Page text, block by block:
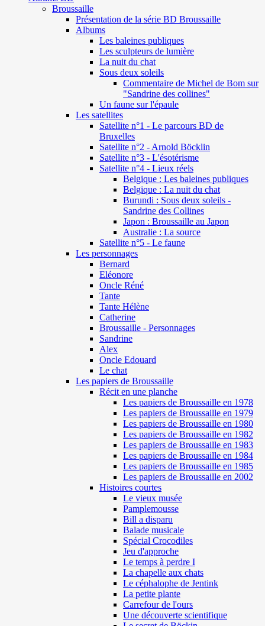
Broussaille
Présentation de la série BD Broussaille
Albums
Les baleines publiques
Les sculpteurs de lumière
La nuit du chat
Sous deux soleils
Commentaire de Michel de Bom sur
"Sandrine des collines"
Un faune sur l'épaule
Les satellites
Satellite n°1 - Le parcours BD de
Bruxelles
Satellite n°2 - Arnold Böcklin
Satellite n°3 - L'ésotérisme
Satellite n°4 - Lieux réels
Belgique : Les baleines publiques
Belgique : La nuit du chat
Burundi : Sous deux soleils -
Sandrine des Collines
Japon : Broussaille au Japon
Australie : La source
Satellite n°5 - Le faune
Les personnages
Bernard
Eléonore
Oncle Réné
Tante
Tante Hélène
Catherine
Broussaille - Personnages
Sandrine
Alex
Oncle Edouard
Le chat
Les papiers de Broussaille
Récit en une planche
Les papiers de Broussaille en 1978
Les papiers de Broussaille en 1979
Les papiers de Broussaille en 1980
Les papiers de Broussaille en 1982
Les papiers de Broussaille en 1983
Les papiers de Broussaille en 1984
Les papiers de Broussaille en 1985
Les papiers de Broussaille en 2002
Histoires courtes
Le vieux musée
Pamplemousse
Bill a disparu
Balade musicale
Spécial Crocodiles
Jeu d'approche
Le temps à perdre I
La chapelle aux chats
Le céphalophe de Jentink
La petite plante
Carrefour de l'ours
Une découverte scientifique